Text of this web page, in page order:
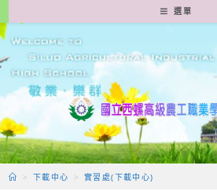
轉
至
要
容
選單
> 下載中心 > 實習處(下載中心)